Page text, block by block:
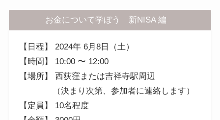
お金について学ぼう 新NISA 編
【日程】 2024年 6月8日（土）
【時間】 10:00 〜 12:00
【場所】 西荻窪または吉祥寺駅周辺
（決まり次第、参加者に連絡します）
【定員】 10名程度